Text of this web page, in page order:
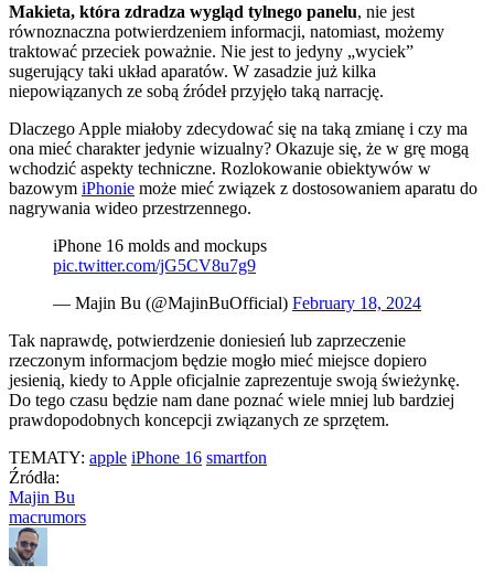
Makieta, która zdradza wygląd tylnego panelu, nie jest
równoznaczna potwierdzeniem informacji, natomiast, możemy
traktować przeciek poważnie. Nie jest to jedyny „wyciek”
sugerujący taki układ aparatów. W zasadzie już kilka
niepowiązanych ze sobą źródeł przyjęło taką narrację.
Dlaczego Apple miałoby zdecydować się na taką zmianę i czy ma
ona mieć charakter jedynie wizualny? Okazuje się, że w grę mogą
wchodzić aspekty techniczne. Rozlokowanie obiektywów w
bazowym iPhonie może mieć związek z dostosowaniem aparatu do
nagrywania wideo przestrzennego.
iPhone 16 molds and mockups
pic.twitter.com/jG5CV8u7g9
— Majin Bu (@MajinBuOfficial) February 18, 2024
Tak naprawdę, potwierdzenie doniesień lub zaprzeczenie
rzeczonym informacjom będzie mogło mieć miejsce dopiero
jesienią, kiedy to Apple oficjalnie zaprezentuje swoją świeżynkę.
Do tego czasu będzie nam dane poznać wiele mniej lub bardziej
prawdopodobnych koncepcji związanych ze sprzętem.
TEMATY: apple iPhone 16 smartfon
Źródła:
Majin Bu
macrumors